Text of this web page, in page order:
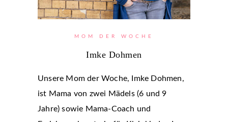
MOM DER WOCHE
Imke Dohmen
Unsere Mom der Woche, Imke Dohmen,
ist Mama von zwei Mädels (6 und 9
Jahre) sowie Mama-Coach und